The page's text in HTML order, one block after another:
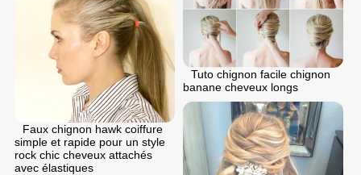
Tuto chignon facile chignon
banane cheveux longs
Faux chignon hawk coiffure
simple et rapide pour un style
rock chic cheveux attachés
avec élastiques